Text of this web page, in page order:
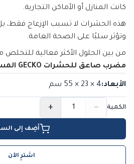
كانت المنازل أو الأماكن التجارية.
هذه الحشرات لا تسبب الإزعاج فقط،
وتؤثر سلبًا على الصحة العامة.
من بين الحلول الأكثر فعالية
مضرب صاعق للحشرات GECKO المستورد
الأبعاد:
4 × 23 × 55 سم
الكمية −
+
أضِف إلى
اشترِ الآن